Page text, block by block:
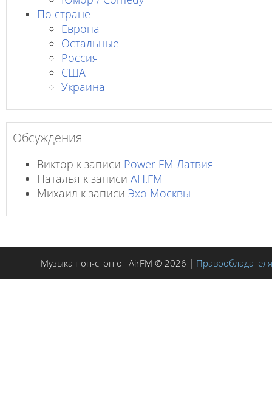
По стране
Европа
Остальные
Россия
США
Украина
Обсуждения
Виктор к записи Power FM Латвия
Наталья к записи AH.FM
Михаил к записи Эхо Москвы
Музыка нон-стоп от AirFM © 2026 |